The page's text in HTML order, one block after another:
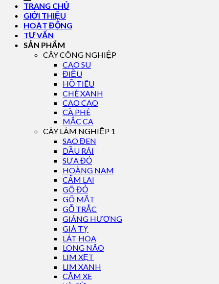
TRANG CHỦ
GIỚI THIỆU
HOẠT ĐỘNG
TƯ VẤN
SẢN PHẨM
CÂY CÔNG NGHIỆP
CAO SU
ĐIỀU
HỒ TIÊU
CHÈ XANH
CAO CAO
CÀ PHÊ
MẮC CA
CÂY LÂM NGHIỆP 1
SAO ĐEN
DẦU RÁI
SƯA ĐỎ
HOÀNG NAM
CẨM LAI
GÕ ĐỎ
GÕ MẬT
GỖ TRẮC
GIÁNG HƯƠNG
GIÁ TỴ
LÁT HOA
LONG NÃO
LIM XẸT
LIM XANH
CĂM XE